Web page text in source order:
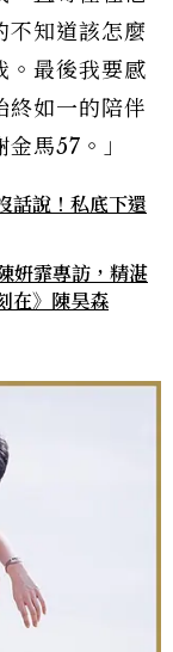
不知道該怎麼
。最後我要感
終如一的陪伴
馬57。」
話說！私底下還
姸霏專訪，精湛
在》陳昊森